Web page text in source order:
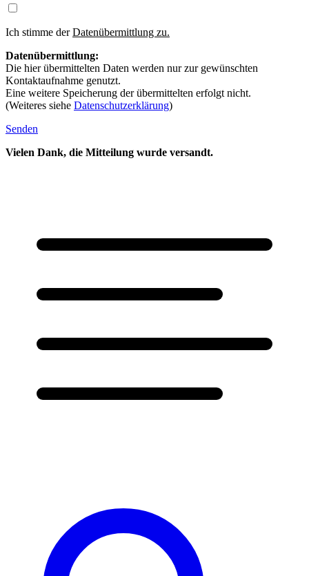
Ich stimme derDatenübermittlung zu.
Datenübermittlung:
Die hier übermittelten Daten werden nur zur gewünschten
Kontaktaufnahme genutzt.
Eine weitere Speicherung der übermittelten erfolgt nicht.
(Weiteres siehe Datenschutzerklärung)
Senden
Vielen Dank, die Mitteilung wurde versandt.